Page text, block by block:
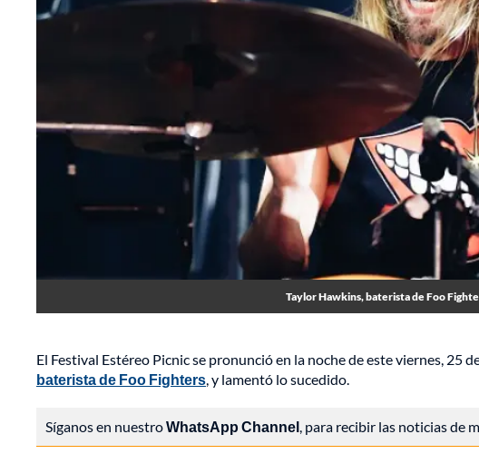
Taylor Hawkins, baterista de Foo
El Festival Estéreo Picnic se pronunció en la noche de este viernes, 25
baterista de Foo Fighters, y lamentó lo sucedido.
Síganos en nuestroWhatsApp Channel, para recibir las noticias de